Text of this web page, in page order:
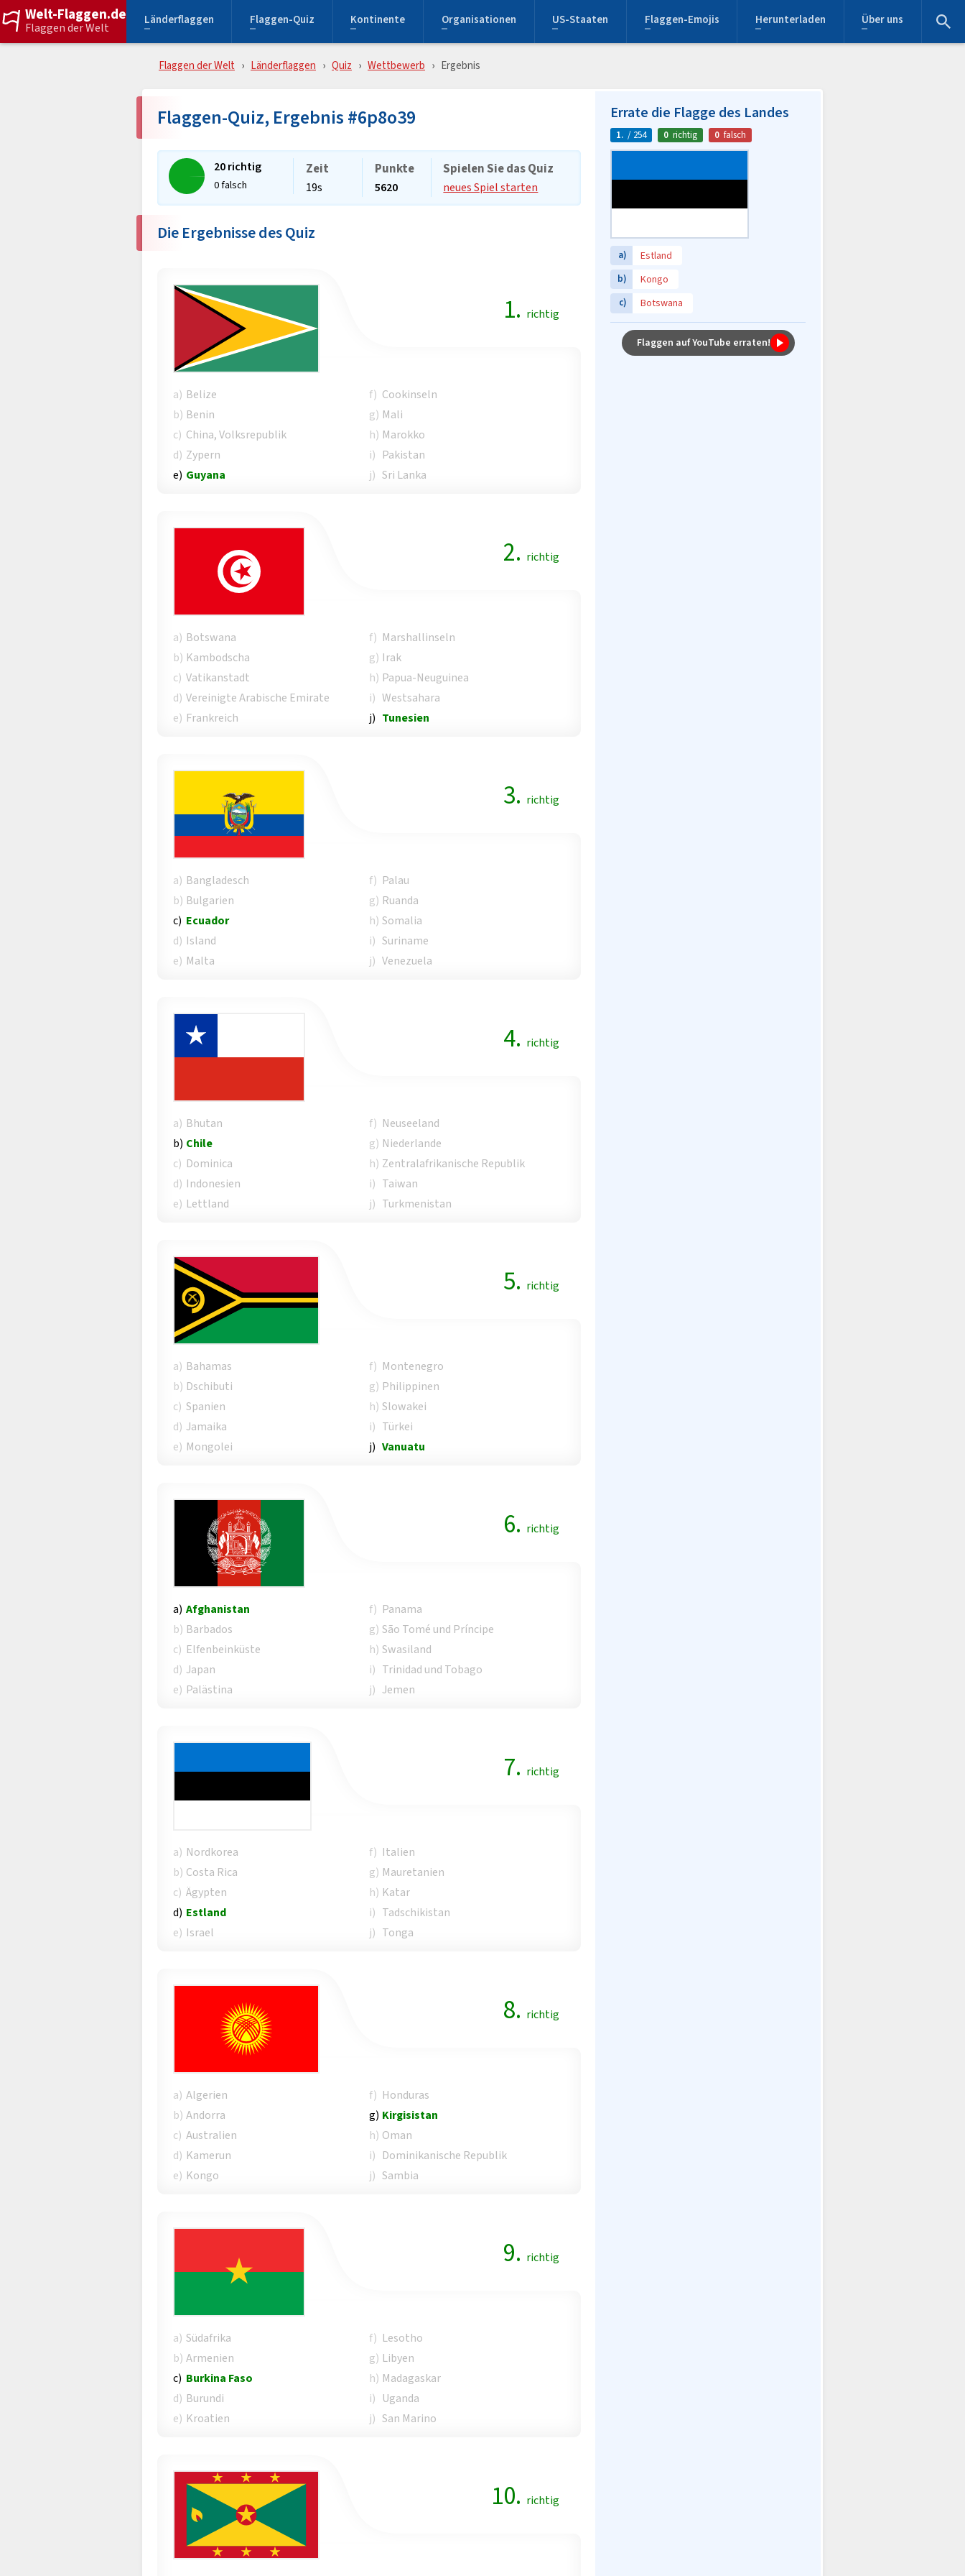
Welt-Flaggen.de
Flaggen der Welt
Länderflaggen Flaggen-Quiz Kontinente Organisationen US-Staaten Flaggen-Emojis Herunterladen Über uns
Flaggen der Welt Länderflaggen Quiz Wettbewerb Ergebnis
Flaggen-Quiz, Ergebnis #6p8o39
20 richtig
0 falsch
Zeit
19s
Punkte
5620
Spielen Sie das Quiz
neues Spiel starten
Die Ergebnisse des Quiz
1. richtig
a) Belize
b) Benin
c) China, Volksrepublik
d) Zypern
e) Guyana
f) Cookinseln
g) Mali
h) Marokko
i) Pakistan
j) Sri Lanka
2. richtig
a) Botswana
b) Kambodscha
c) Vatikanstadt
d) Vereinigte Arabische Emirate
e) Frankreich
f) Marshallinseln
g) Irak
h) Papua-Neuguinea
i) Westsahara
j) Tunesien
3. richtig
a) Bangladesch
b) Bulgarien
c) Ecuador
d) Island
e) Malta
f) Palau
g) Ruanda
h) Somalia
i) Suriname
j) Venezuela
4. richtig
a) Bhutan
b) Chile
c) Dominica
d) Indonesien
e) Lettland
f) Neuseeland
g) Niederlande
h) Zentralafrikanische Republik
i) Taiwan
j) Turkmenistan
5. richtig
a) Bahamas
b) Dschibuti
c) Spanien
d) Jamaika
e) Mongolei
f) Montenegro
g) Philippinen
h) Slowakei
i) Türkei
j) Vanuatu
6. richtig
a) Afghanistan
b) Barbados
c) Elfenbeinküste
d) Japan
e) Palästina
f) Panama
g) São Tomé und Príncipe
h) Swasiland
i) Trinidad und Tobago
j) Jemen
7. richtig
a) Nordkorea
b) Costa Rica
c) Ägypten
d) Estland
e) Israel
f) Italien
g) Mauretanien
h) Katar
i) Tadschikistan
j) Tonga
8. richtig
a) Algerien
b) Andorra
c) Australien
d) Kamerun
e) Kongo
f) Honduras
g) Kirgisistan
h) Oman
i) Dominikanische Republik
j) Sambia
9. richtig
a) Südafrika
b) Armenien
c) Burkina Faso
d) Burundi
e) Kroatien
f) Lesotho
g) Libyen
h) Madagaskar
i) Uganda
j) San Marino
10. richtig
Errate die Flagge des Landes
1. / 254 0 richtig 0 falsch
a) Estland
b) Kongo
c) Botswana
Flaggen auf YouTube erraten!